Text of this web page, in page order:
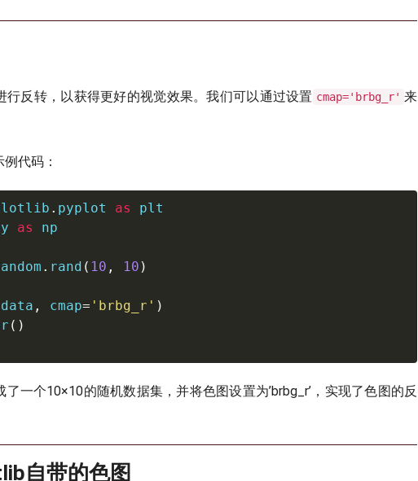
行反转，以获得更好的视觉效果。我们可以通过设置 cmap='brbg_r' 来
代码：
. pyplot as
as np
. rand ( 10 , 10 )
data , cmap= 'brbg_r' )
( )
一个10×10的随机数据集，并将色图设置为’brbg_r’，实现了色图的反
自带的色图